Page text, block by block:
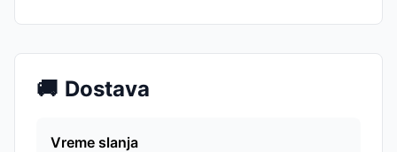
🚚 Dostava
Vreme slanja